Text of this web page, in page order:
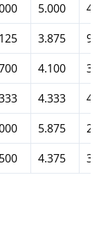
5.000
3.875
4.100
4.333
5.875
4.375